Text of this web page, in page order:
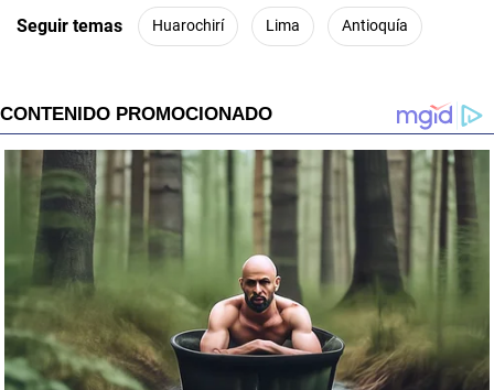
Seguir temas Huarochirí Lima Antioquía